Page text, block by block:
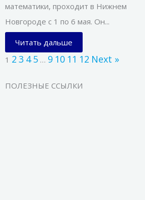
математики, проходит в Нижнем
Новгороде с 1 по 6 мая. Он...
Читать дальше
1 2 3 4 5 … 9 10 11 12 Next »
ПОЛЕЗНЫЕ ССЫЛКИ